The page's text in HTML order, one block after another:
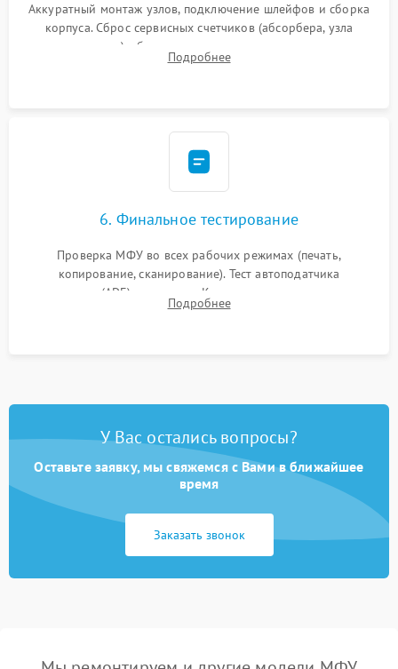
Аккуратный монтаж узлов, подключение шлейфов и сборка
корпуса. Сброс сервисных счетчиков (абсорбера, узла
закрепления), обновление прошивки и программная
калибровка цветопередачи и позиционирования сканера.
Подробнее
6. Финальное тестирование
Проверка МФУ во всех рабочих режимах (печать,
копирование, сканирование). Тест автоподатчика
документов (ADF) и дуплекса. Контроль качества отпечатка
на отсутствие серого фона, полос и надежность запекания
Подробнее
У Вас остались вопросы?
Оставьте заявку, мы свяжемся с Вами в ближайшее
время
Заказать звонок